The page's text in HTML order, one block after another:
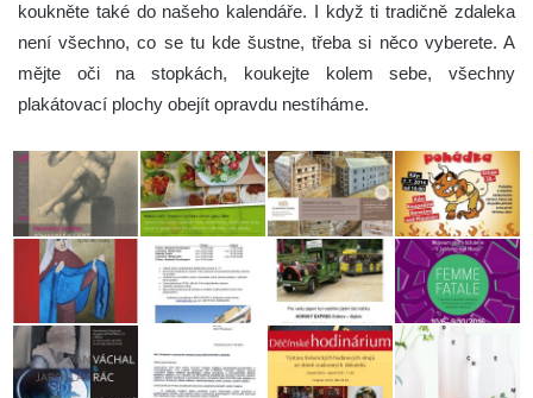
koukněte také do našeho kalendáře. I když ti tradičně zdaleka
není všechno, co se tu kde šustne, třeba si něco vyberete. A
mějte oči na stopkách, koukejte kolem sebe, všechny
plakátovací plochy obejít opravdu nestíháme.